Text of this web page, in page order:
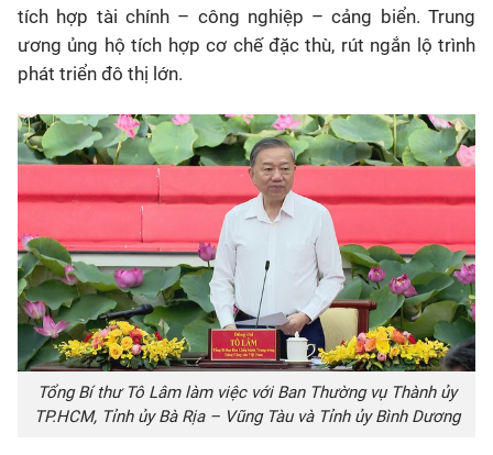
tích hợp tài chính – công nghiệp – cảng biển. Trung
ương ủng hộ tích hợp cơ chế đặc thù, rút ngắn lộ trình
phát triển đô thị lớn.
Tổng Bí thư Tô Lâm làm việc với Ban Thường vụ Thành ủy
TP.HCM, Tỉnh ủy Bà Rịa – Vũng Tàu và Tỉnh ủy Bình Dương